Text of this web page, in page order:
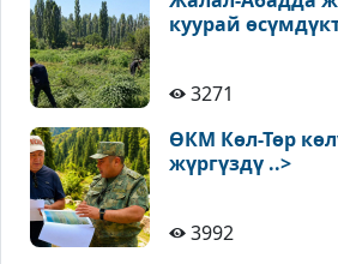
куурай
3271
ӨКМ Көл-Төр
жүргүздү ..>
3992